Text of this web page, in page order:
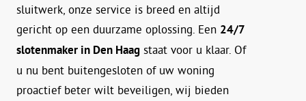
sluitwerk, onze service is breed en altijd
gericht op een duurzame oplossing. Een 24/7
slotenmaker in Den Haag staat voor u klaar. Of
u nu bent buitengesloten of uw woning
proactief beter wilt beveiligen, wij bieden